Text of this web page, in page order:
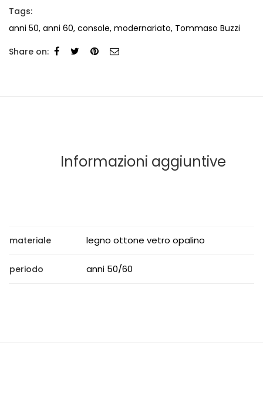
Tags:
anni 50, anni 60, console, modernariato, Tommaso Buzzi
Share on:
Informazioni aggiuntive
materiale legno ottone vetro opalino
periodo anni 50/60